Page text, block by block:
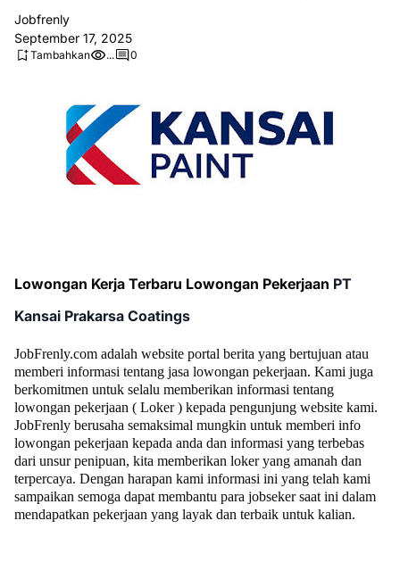
Jobfrenly
September 17, 2025
Tambahkan ... 0
Lowongan Kerja Terbaru Lowongan Pekerjaan PT
Kansai Prakarsa Coatings
JobFrenly.com adalah website portal berita yang bertujuan atau
memberi informasi tentang jasa lowongan pekerjaan. Kami juga
berkomitmen untuk selalu memberikan informasi tentang
lowongan pekerjaan ( Loker ) kepada pengunjung website kami.
JobFrenly berusaha semaksimal mungkin untuk memberi info
lowongan pekerjaan kepada anda dan informasi yang terbebas
dari unsur penipuan, kita memberikan loker yang amanah dan
terpercaya. Dengan harapan kami informasi ini yang telah kami
sampaikan semoga dapat membantu para jobseker saat ini dalam
mendapatkan pekerjaan yang layak dan terbaik untuk kalian.